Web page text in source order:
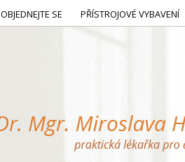
OBJEDNEJTE SE PŘÍSTROJOVÉ VYBAVENÍ